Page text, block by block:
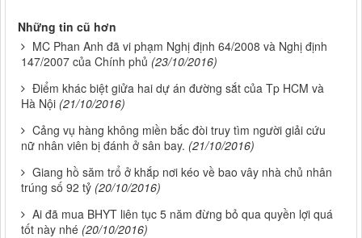
Những tin cũ hơn
MC Phan Anh đã vi phạm Nghị định 64/2008 và Nghị định
147/2007 của Chính phủ (23/10/2016)
Điểm khác biệt giửa hai dự án đường sắt của Tp HCM và
Hà Nội (21/10/2016)
Cảng vụ hàng không miền bắc đòi truy tìm người giải cứu
nữ nhân viên bị đánh ở sân bay. (21/10/2016)
Giang hồ săm trổ ở khắp nơi kéo về bao vây nhà chủ nhân
trúng số 92 tỷ (20/10/2016)
Ai đã mua BHYT liên tục 5 năm đừng bỏ qua quyền lợi quá
tốt này nhé (20/10/2016)